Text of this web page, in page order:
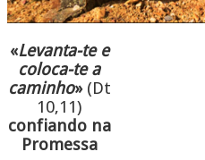
«Levanta-te e
coloca-te a
caminho»(Dt
10,11)
confiando na
Promessa